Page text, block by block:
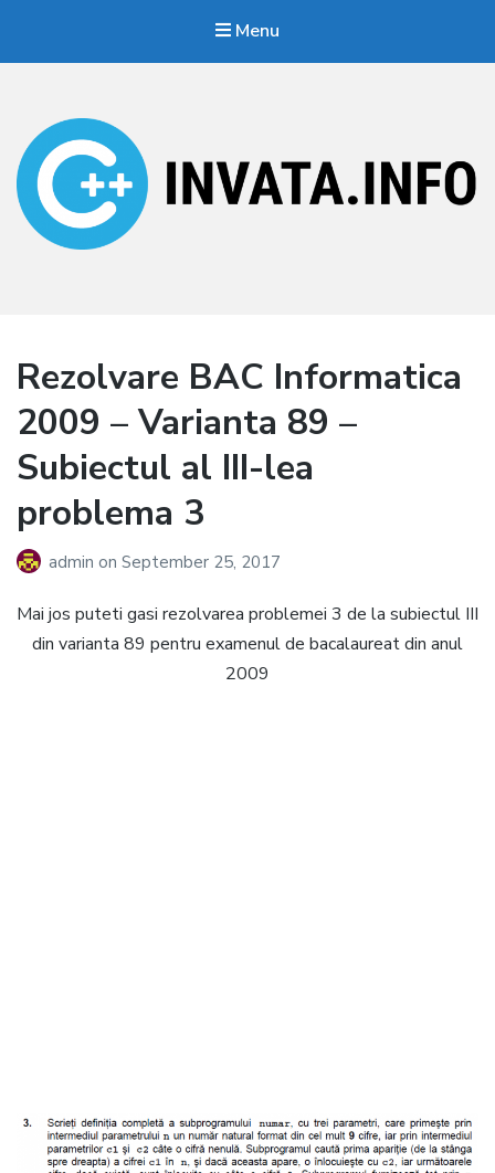
Menu
Rezolvare BAC Informatica
2009 – Varianta 89 –
Subiectul al III-lea
problema 3
admin on September 25, 2017
Mai jos puteti gasi rezolvarea problemei 3 de la subiectul III
din varianta 89 pentru examenul de bacalaureat din anul
2009